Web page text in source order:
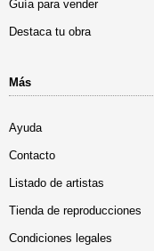
Guía para vender
Destaca tu obra
Más
Ayuda
Contacto
Listado de artistas
Tienda de reproducciones
Condiciones legales